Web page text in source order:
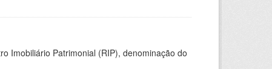
Imobiliário Patrimonial (RIP), denominação do